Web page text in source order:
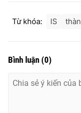
Từ khóa: IS
Bình luận (0)